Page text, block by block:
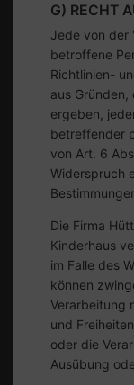
G) RECHT
Jede von der
betroffene
Richtlinien-
aus
ergeben,
betreffender
von Art. 6
Widerspruch
Die Firma
Kinderhaus
im Falle des
können
Verarbeitung
und
oder die
Ausübung